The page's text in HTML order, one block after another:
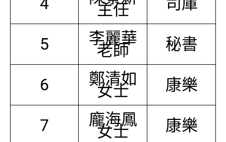
主任
5 李麗華
老師 秘書
6 鄭清如
女士 康樂
7 龐海鳳
女士 康樂